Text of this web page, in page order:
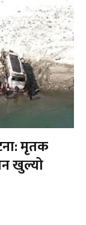
मृतक
खुल्यो